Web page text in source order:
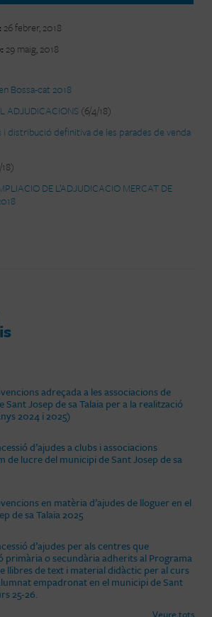
26 febrer, 2018
29 maig, 2018
Bossa-cat 2018
ADJUDICACIONS(6/4/18)
i distribució definitiva de les parades de venda
DE L’ADJUDICACIO MERCAT DE
adreçada a les associacions de
Sant Josep de sa Talaia per a la realització
2024 i 2025)
d’ajudes a clubs i associacions
de lucre del municipi de Sant Josep de sa
en matèria d’ajudes de lloguer en el
de sa Talaia 2025
d’ajudes per als centres que
primària o secundària adherits al Programa
llibres de text i material didàctic per al curs
empadronat en el municipi de Sant
25-26.